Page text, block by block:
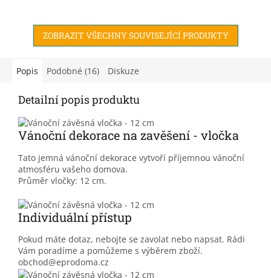
ZOBRAZIT VŠECHNY SOUVISEJÍCÍ PRODUKTY
Popis Podobné (16) Diskuze
Detailní popis produktu
Vánoční dekorace na zavěšení - vločka
Tato jemná vánoční dekorace vytvoří příjemnou vánoční
atmosféru vašeho domova.
Průměr vločky: 12 cm.
Individuální přístup
Pokud máte dotaz, nebojte se zavolat nebo napsat. Rádi
Vám poradíme a pomůžeme s výběrem zboží.
obchod@eprodoma.cz